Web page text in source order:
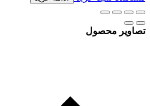
تصاویر محصول